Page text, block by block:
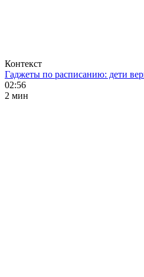
Контекст
Гаджеты по расписанию: дети
02:56
2 мин